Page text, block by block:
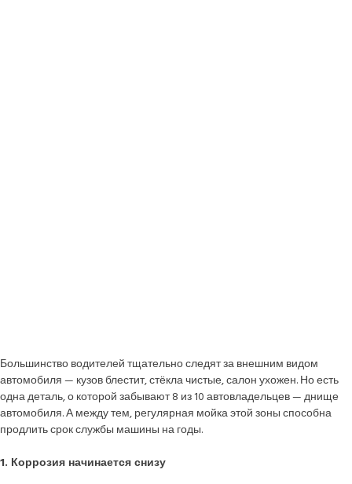
Большинство водителей тщательно следят за внешним видом
автомобиля — кузов блестит, стёкла чистые, салон ухожен. Но есть
одна деталь, о которой забывают 8 из 10 автовладельцев — днище
автомобиля. А между тем, регулярная мойка этой зоны способна
продлить срок службы машины на годы.
1. Коррозия начинается снизу